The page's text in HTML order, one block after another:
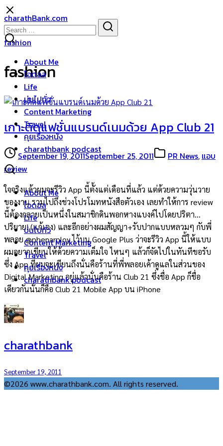
Skip
to
content
charathBank.com
About Me
ไอดอล
Life
บ่นไปทั่ว
Content Marketing
Travel
คุยเรื่องหนัง
charathbank podcast
About Me
ไอดอล
Life
บ่นไปทั่ว
Content Marketing
Travel
คุยเรื่องหนัง
charathbank podcast
Search
for:
fashion
fashion
เกาะติดแฟชั่นแบรนด์เนมด้วย App Club 21
September 19, 2011September 25, 2011 PR News, แอบ
review
ใจจริงแล้วผมจะรีวิว App นี้ตั้งแต่เดือนที่แล้ว แต่ด้วยความวุ่นวาย
ของงาน รวมไปถึงช่วงโปรโมทหนังสือตัวเอง เลยทำให้การ review
นี้ต้องกลายเป็นหนึ่งในสมาชิกดินพอกหางแบงค์ไปโดยปริตา…
ปริยาย! (แก้เอง) และอีกอย่างผมสัญญา+รับปากแบบหลวมๆ กับพี่
พลอย @phenarploy ไว้บน Google Plus ว่าจะรีวิว App นี้ให้แบบ
ผมอยากเขียนให้ด้วยความเต็มใจ ไหนๆ แล้วก็จัดไปในทันทีขอรับ
ซึ่ง App ที่ผมจะเขียนถึงนั่นคือร้านที่พี่พลอยเค้าดูแลในส่วนของ
Digital Marketing อยู่แล้วนั่นคือร้าน Club 21 ซึ่งชื่อ App ก็ชื่อ
เดียวกันนั่นก็คือ Club 21 Mobile App บน iPhone
charathbank
September 19, 2011
©2026 www.charathbank.com. All rights reserved.